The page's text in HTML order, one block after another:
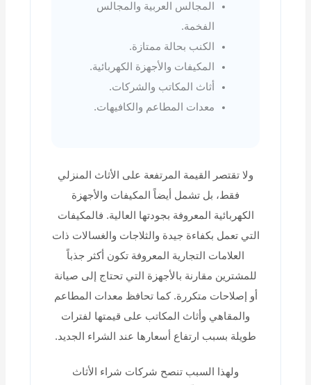
المجالس العربية والمجالس
الفخمة.
الكنب بحالة ممتازة.
المكيفات والأجهزة الكهربائية.
أثاث المكاتب والشركات.
معدات المطاعم والكافيهات.
ولا تقتصر القيمة المرتفعة على الأثاث المنزلي
فقط، بل تشمل أيضاً المكيفات والأجهزة
الكهربائية المعروفة بجودتها العالية. فالمكيفات
التي تعمل بكفاءة جيدة والثلاجات والغسالات ذات
العلامات التجارية المعروفة تكون أكثر جذباً
للمشترين مقارنة بالأجهزة التي تحتاج إلى صيانة
أو إصلاحات متكررة. كما تحافظ معدات المطاعم
والمقاهي وأثاث المكاتب على قيمتها لفترات
طويلة بسبب ارتفاع أسعارها عند الشراء الجديد.
ولهذا السبب تنصح شركات شراء الأثاث